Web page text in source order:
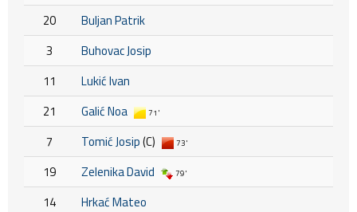
20
Buljan Patrik
3
Buhovac Josip
11
Lukić Ivan
21
Galić Noa 71'
7 Tomić Josip(C) 73'
19 Zelenika David 79'
14
Hrkać Mateo